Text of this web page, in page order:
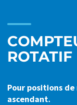
Pour positions
ascendant.